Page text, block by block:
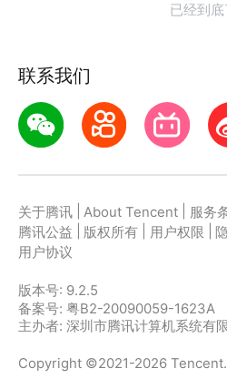
已经到底
联系我们
关于腾讯 About Tencent 服务
腾讯公益
版权所有 用户权限
用户协议
版本号: 9.2.5
备案号: 粤B2-20090059-1623A
主办者: 深圳市腾讯计算机系统有
Copyright ©2021-2026